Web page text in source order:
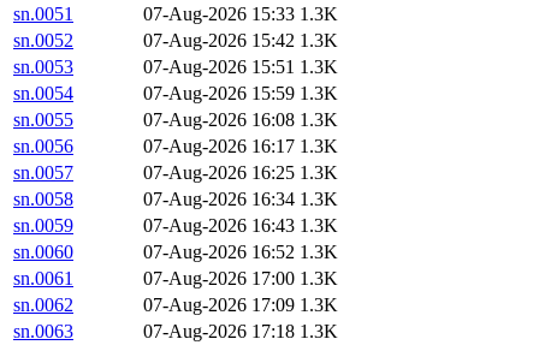
sn.0051
07-Aug-2026 15:33 1.3K
sn.0052
07-Aug-2026 15:42 1.3K
sn.0053
07-Aug-2026 15:51 1.3K
sn.0054
07-Aug-2026 15:59 1.3K
sn.0055
07-Aug-2026 16:08 1.3K
sn.0056
07-Aug-2026 16:17 1.3K
sn.0057
07-Aug-2026 16:25 1.3K
sn.0058
07-Aug-2026 16:34 1.3K
sn.0059
07-Aug-2026 16:43 1.3K
sn.0060
07-Aug-2026 16:52 1.3K
sn.0061
07-Aug-2026 17:00 1.3K
sn.0062
07-Aug-2026 17:09 1.3K
sn.0063
07-Aug-2026 17:18 1.3K